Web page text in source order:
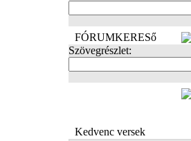
FÓRUMKERESő
Szövegrészlet:
Kedvenc versek